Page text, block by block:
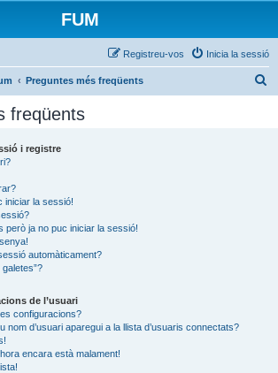
FUM
Inicia la sessió
Registreu-vos
Preguntes més freqüents
freqüents
i registre
iniciar la sessió!
però ja no puc iniciar la sessió!
automàticament?
galetes”?
de l’usuari
configuracions?
nom d’usuari aparegui a la llista d’usuaris connectats?
encara està malament!